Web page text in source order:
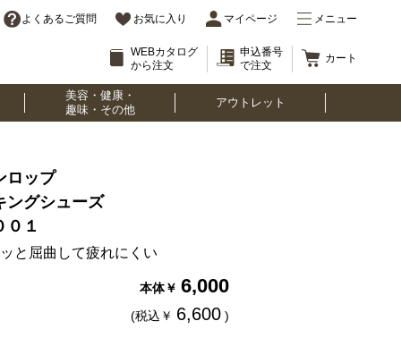
よくあるご質問 お気に入り マイページ メニュー
WEBカタログ
から注文
申込番号
で注文
カート
美容・健康・
趣味・その他
アウトレット
ロップ
ングシューズ
０１
と屈曲して疲れにくい
本体￥ 6,000
(税込￥ 6,600 )